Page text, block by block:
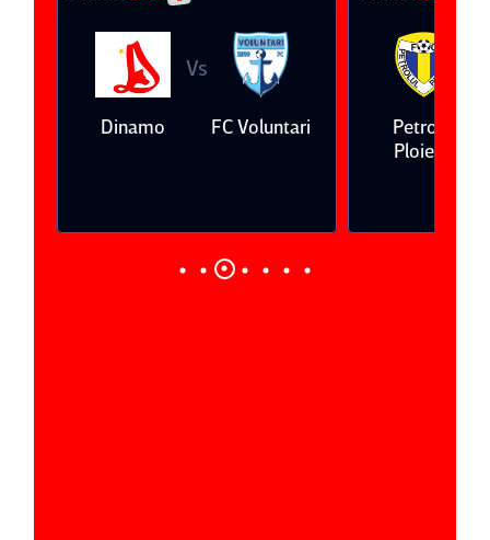
Dinamo
Vs
FC Voluntari
Petrolul
Ploieşti